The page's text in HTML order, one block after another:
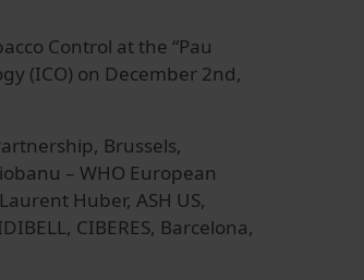
Control at the “Pau
(ICO) on December 2nd,
Brussels,
– WHO European
Huber, ASH US,
CIBERES, Barcelona,